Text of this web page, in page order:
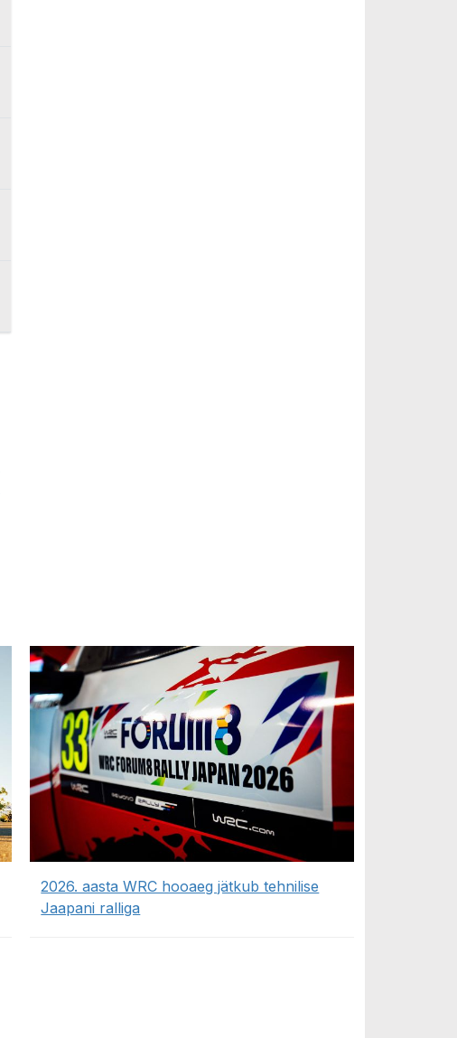
2026. aasta WRC hooaeg jätkub tehnilise
Jaapani ralliga